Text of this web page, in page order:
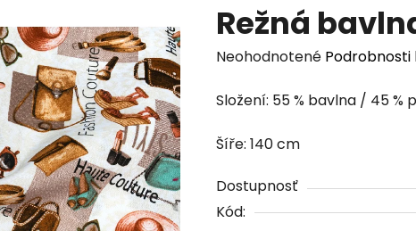
Režná
Priemerné
produktu
0,0
z
Neohodnotené
Složení: 55 % bavlna / 45 %
Šíře: 140 cm
Dostupnosť
Kód: